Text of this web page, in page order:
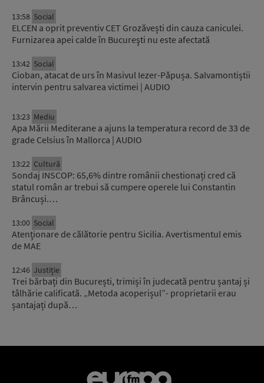
13:58 Social
ELCEN a oprit preventiv CET Grozăvești din cauza caniculei.
Furnizarea apei calde în Bucureşti nu este afectată
13:42 Social
Cioban, atacat de urs în Masivul Iezer-Păpușa. Salvamontiștii
intervin pentru salvarea victimei | AUDIO
13:23 Mediu
Apa Mării Mediterane a ajuns la temperatura record de 33 de
grade Celsius în Mallorca | AUDIO
13:22 Cultură
Sondaj INSCOP: 65,6% dintre românii chestionați cred că
statul român ar trebui să cumpere operele lui Constantin
Brâncuși.…
13:00 Social
Atenţionare de călătorie pentru Sicilia. Avertismentul emis
de MAE
12:46 Justiție
Trei bărbați din București, trimiși în judecată pentru șantaj și
tâlhărie calificată. „Metoda acoperișul”- proprietarii erau
șantajați după…